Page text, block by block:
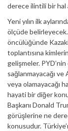
derece ilintili bir hal
Yeni yılın ilk
ölçüde
öncülüğünde
toplantısına
gelişmeler.
sağlanmayacağı
veya olamayacağı
hayati bir diğer
Başkanı Donald
görüşlerine ne
konusudur.